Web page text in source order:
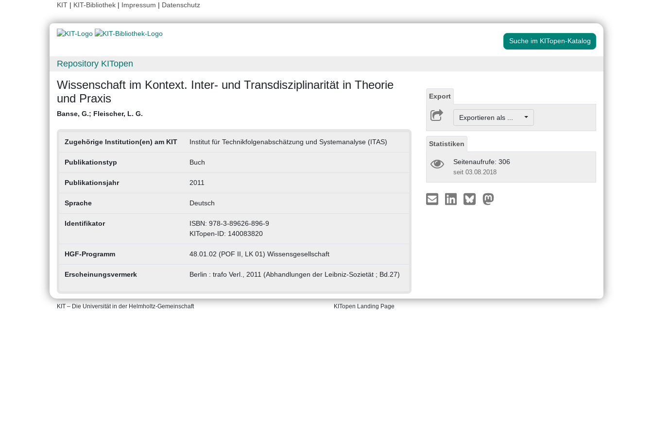
KIT | KIT-Bibliothek | Impressum | Datenschutz
Suche im KITopen-Katalog
Repository KITopen
Wissenschaft im Kontext. Inter- und Transdisziplinarität in Theorie
und Praxis
Banse, G.; Fleischer, L. G.
Zugehörige Institution(en) am KIT Institut für Technikfolgenabschätzung und Systemanalyse (ITAS)
Publikationstyp Buch
Publikationsjahr 2011
Sprache Deutsch
Identifikator
ISBN: 978-3-89626-896-9
KITopen-ID: 140083820
HGF-Programm 48.01.02 (POF II, LK 01) Wissensgesellschaft
Erscheinungsvermerk Berlin : trafo Verl., 2011 (Abhandlungen der Leibniz-Sozietät ; Bd.27)
Export
Exportieren als ...
Statistiken
Seitenaufrufe: 306
seit 03.08.2018
KIT – Die Universität in der Helmholtz-Gemeinschaft KITopen Landing Page